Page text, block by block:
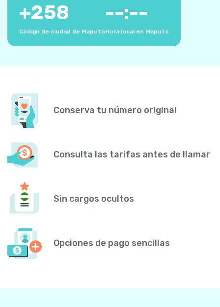
+258
Código de ciudad de Maputo
--:--
Hora local en Maputo
Conserva tu número original
Consulta las tarifas antes de llamar
Sin cargos ocultos
Opciones de pago sencillas